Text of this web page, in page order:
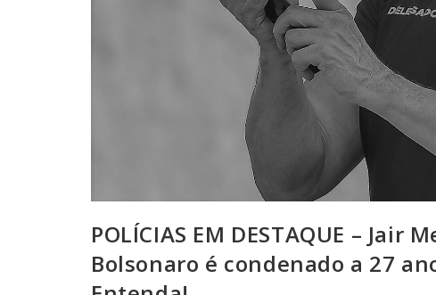
POLÍCIAS EM DESTAQUE – Jair
Bolsonaro é condenado a 27